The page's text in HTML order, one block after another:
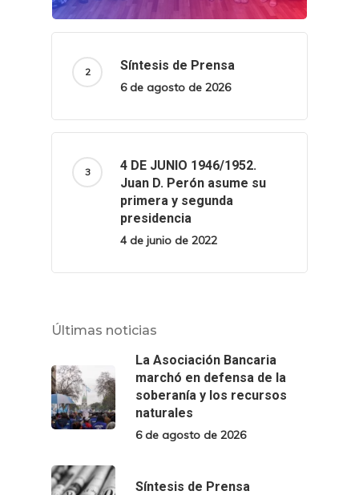
Síntesis de Prensa
6 de agosto de 2026
4 DE JUNIO 1946/1952.
Juan D. Perón asume su
primera y segunda
presidencia
4 de junio de 2022
Últimas noticias
La Asociación Bancaria
marchó en defensa de la
soberanía y los recursos
naturales
6 de agosto de 2026
Síntesis de Prensa